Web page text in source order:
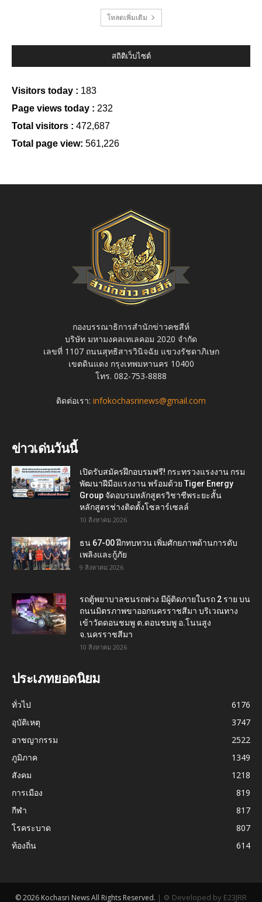
โหลดเพิ่มเติม
สถิติเว็บไซต์
Visitors today : 183
Page views today : 232
Total visitors : 472,687
Total page view: 561,226
กองบรรณาธิการสำนักข่าวคชสีห์
บริษัท มหามงคลเทเลคอม 2020 จำกัด
เลขที่ 1107 ถนนสุทธิสารวินิจฉัย แขวงรัชดาภิเษก
เขตดินแดง กรุงเทพมหานคร 10400
โทร. 082-753-8888
ติดต่อเรา: infokochasrinews@gmail.com
ข่าวเด่นวันนี้
เปิดรับสมัครฝึกอบรมฟรี! กระทรวงแรงงาน กรม
พัฒนาฝีมือแรงงาน พร้อมด้วย Tiger Energy
Group จัดอบรมหลักสูตรวิชาชีพระยะสั้น
หลักสูตรช่างติดตั้งโซลาร์เซลล์
10 สิงหาคม 2026
ธน 67-00 ฝึกทบทวน เพิ่มศักยภาพด้านการดับ
เพลิงและกู้ภัย
9 สิงหาคม 2026
รถตู้พยาบาลชนรถพ่วง มีผู้ติดภายในรถ 2 ราย บน
ถนนมิตรภาพขาออกนครราชสีมา บริเวณทาง
เข้าวัดดอนชมพู ต.ดอนชมพู อ.โนนสูง
จ.นครราชสีมา
10 สิงหาคม 2026
ประเภทยอดนิยม
ทั่วไป
6176
อุบัติเหตุ
3747
อาชญากรรม
2522
ภูมิภาค
1349
สังคม
1218
การเมือง
819
กีฬา
817
โรคระบาด
807
ท้องถิ่น
614
© 2026 Kochasri News All Rights Reserved. | ⚙ Developed by E23JRR